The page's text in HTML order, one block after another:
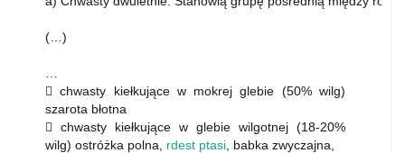
(…)
 chwasty kiełkujące w mokrej glebie (50% wilg)
szarota błotna
 chwasty kiełkujące w glebie wilgotnej (18-20%
wilg) ostróżka polna, rdest ptasi , babka zwyczajna,